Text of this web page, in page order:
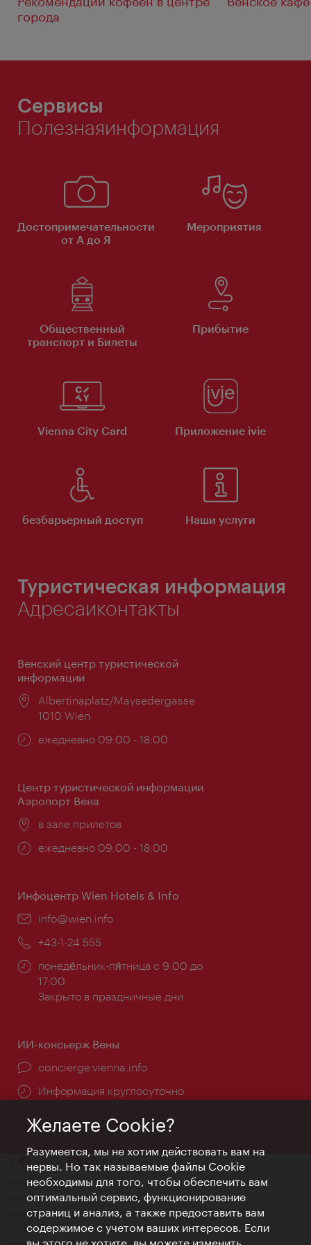
города
Сервисы
Полезнаяинформация
Достопримечательности
от А до Я
Мероприятия
Общественный
транспорт и Билеты
Прибытие
Vienna City Card Приложение ivie
безбарьерный доступ Наши услуги
Туристическая информация
Адресаиконтакты
Венский центр туристической
информации
Расположение:
Albertinaplatz/Maysedergasse
1010 Wien
Часы
ежедневно 09:00 - 18:00
Центр туристической информации
Аэропорт Вена
Расположение:
в зале прилетов
Часы
ежедневно 09:00 - 18:00
Инфоцентр Wien Hotels & Info
Эл.
info@wien.info
Телефон:
+43-1-24 555
Часы
работы:
понеде́льник-пя́тница с 9:00 до
17:00
Закрыто в праздничные дни
ИИ-консьерж Вены
concierge.vienna.info
Информация круглосуточно
Контакт
Credits
Положение о конфиденциальности
Terms of Use
Желаете Cookie?
Разумеется, мы не хотим действовать вам на
нервы. Но так называемые файлы Cookie
необходимы для того, чтобы обеспечить вам
оптимальный сервис, функционирование
страниц и анализ, а также предоставить вам
содержимое с учетом ваших интересов. Если